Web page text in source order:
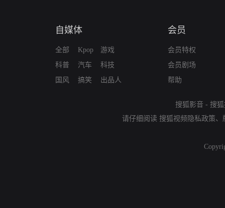
自媒体
全部
科普
国风
Kpop
汽车
搞笑
游戏
科技
出品人
会员
会员特权
会员剧场
帮助
搜狐影音 - 搜
请仔细阅读 搜狐视频隐私政策、